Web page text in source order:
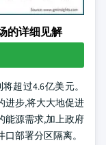
的详细见解
超过4.6亿美元。
进步,将大大地促进
能源需求,加上政府
部署分区隔离。